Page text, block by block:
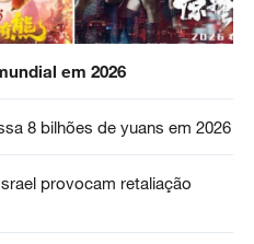
em 2026
8 bilhões de yuans em 2026
provocam retaliação